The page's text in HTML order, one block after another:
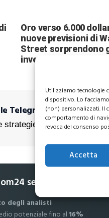
Utilizziamo tecnologie
dispositivo. Lo
(non) personalizzati. Il
comportamento di
revoca del consenso
Accetta
Oro verso 6.000
nuove previsioni di
Street sorprendono
investitori
Telegram!
strategie esclusive per i
senza commissioni
degli analisti
potenziale fino al16%